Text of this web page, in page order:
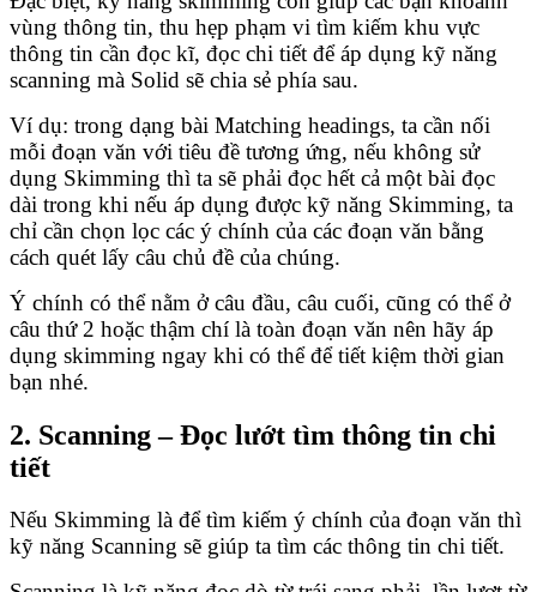
vùng thông tin, thu hẹp phạm vi tìm kiếm khu vực
thông tin cần đọc kĩ, đọc chi tiết để áp dụng kỹ năng
scanning mà Solid sẽ chia sẻ phía sau.
Ví dụ: trong dạng bài Matching headings, ta cần nối
mỗi đoạn văn với tiêu đề tương ứng, nếu không sử
dụng Skimming thì ta sẽ phải đọc hết cả một bài đọc
dài trong khi nếu áp dụng được kỹ năng Skimming, ta
chỉ cần chọn lọc các ý chính của các đoạn văn bằng
cách quét lấy câu chủ đề của chúng.
Ý chính có thể nằm ở câu đầu, câu cuối, cũng có thể ở
câu thứ 2 hoặc thậm chí là toàn đoạn văn nên hãy áp
dụng skimming ngay khi có thể để tiết kiệm thời gian
bạn nhé.
2. Scanning – Đọc lướt tìm thông tin chi
tiết
Nếu Skimming là để tìm kiếm ý chính của đoạn văn thì
kỹ năng Scanning sẽ giúp ta tìm các thông tin chi tiết.